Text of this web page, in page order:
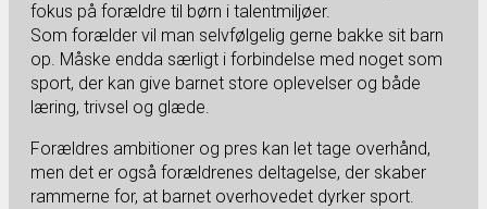
fokus på forældre til børn i talentmiljøer.
Som forælder vil man selvfølgelig gerne bakke sit barn
op. Måske endda særligt i forbindelse med noget som
sport, der kan give barnet store oplevelser og både
læring, trivsel og glæde.
Forældres ambitioner og pres kan let tage overhånd,
men det er også forældrenes deltagelse, der skaber
rammerne for, at barnet overhovedet dyrker sport.